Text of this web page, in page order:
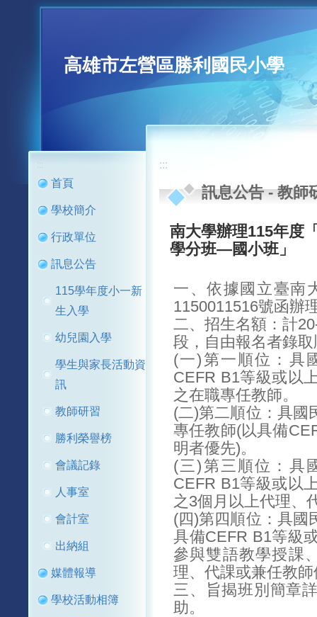
高雄市左營區勝利國民小學
:::
首頁
學校簡介
行政單位
訊息公告
115學年度小一新
生入學
幼兒園入學
學生與家長活動資
訊
教師研習
勝利榮譽榜
會議記錄
人事室
會計室
出納組
媒體報導
學校活動相簿
:::
訊息公告-教師
南大學辦理115年度
學分班—國小班」
一、依據國立臺南
1150011516號函辦
二、招生名額：計
段，自由報名者錄
(一)第一順位：具
CEFR B1等級或以
之在職專任教師。
(二)第二順位：具國
專任教師(以具備
明者優先)。
(三)第三順位：具
CEFR B1等級或以
之3個月以上代理、
(四)第四順位：具國
具備CEFR B1等級
參與雙語教學授課
理、代課或兼任教
三、旨揭班別簡章
助。